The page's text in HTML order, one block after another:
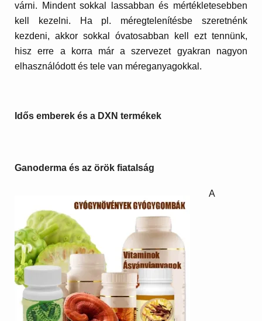
várni. Mindent sokkal lassabban és mértékletesebben
kell kezelni. Ha pl. méregtelenítésbe szeretnénk
kezdeni, akkor sokkal óvatosabban kell ezt tennünk,
hisz erre a korra már a szervezet gyakran nagyon
elhasználódott és tele van méreganyagokkal.
Idős emberek és a DXN termékek
Ganoderma és az örök fiatalság
A